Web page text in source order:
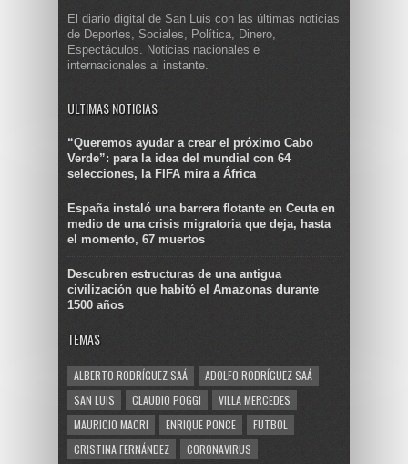
El diario digital de San Luis con las últimas noticias
de Deportes, Sociales, Política, Dinero,
Espectáculos. Noticias nacionales e
internacionales al instante.
ULTIMAS NOTICIAS
“Queremos ayudar a crear el próximo Cabo
Verde”: para la idea del mundial con 64
selecciones, la FIFA mira a África
España instaló una barrera flotante en Ceuta en
medio de una crisis migratoria que deja, hasta
el momento, 67 muertos
Descubren estructuras de una antigua
civilización que habitó el Amazonas durante
1500 años
TEMAS
ALBERTO RODRÍGUEZ SAÁ
ADOLFO RODRÍGUEZ SAÁ
SAN LUIS
CLAUDIO POGGI
VILLA MERCEDES
MAURICIO MACRI
ENRIQUE PONCE
FUTBOL
CRISTINA FERNÁNDEZ
CORONAVIRUS